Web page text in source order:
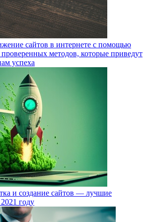
сайтов в интернете с помощью
методов, которые приведут
успеха
и создание сайтов — лучшие
году